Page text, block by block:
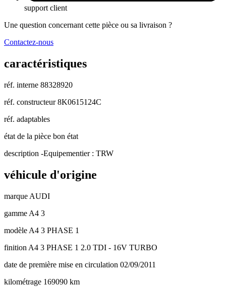
support client
Une question concernant cette pièce ou sa livraison ?
Contactez-nous
caractéristiques
réf. interne 88328920
réf. constructeur 8K0615124C
réf. adaptables
état de la pièce bon état
description -Equipementier : TRW
véhicule d'origine
marque AUDI
gamme A4 3
modèle A4 3 PHASE 1
finition A4 3 PHASE 1 2.0 TDI - 16V TURBO
date de première mise en circulation 02/09/2011
kilométrage 169090 km